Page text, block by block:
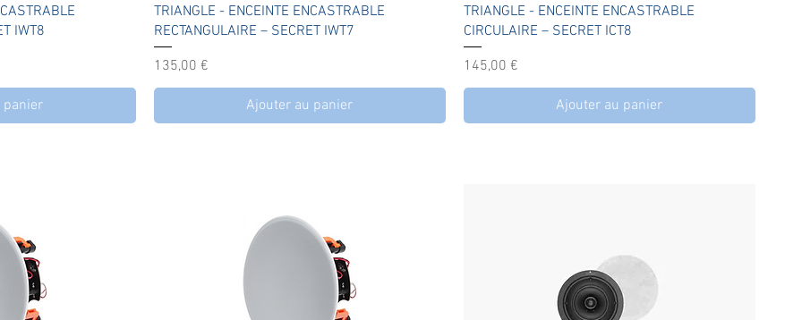
IWT8
panier
Aperçu rapide
TRIANGLE - ENCEINTE ENCASTRABLE
RECTANGULAIRE – SECRET IWT7
Prix
135,00 €
Ajouter au panier
Aperçu rapide
TRIANGLE - ENCEINTE ENCASTRABLE
CIRCULAIRE – SECRET ICT8
Prix
145,00 €
Ajouter au panier